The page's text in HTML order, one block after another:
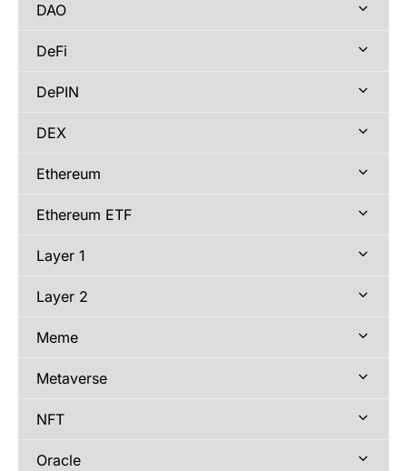
DAO
DeFi
DePIN
DEX
Ethereum
Ethereum ETF
Layer 1
Layer 2
Meme
Metaverse
NFT
Oracle